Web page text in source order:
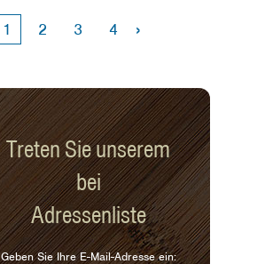
1 2 3 4 ›
Treten Sie unserem
bei
Adressenliste
Geben Sie Ihre E-Mail-Adresse ein: